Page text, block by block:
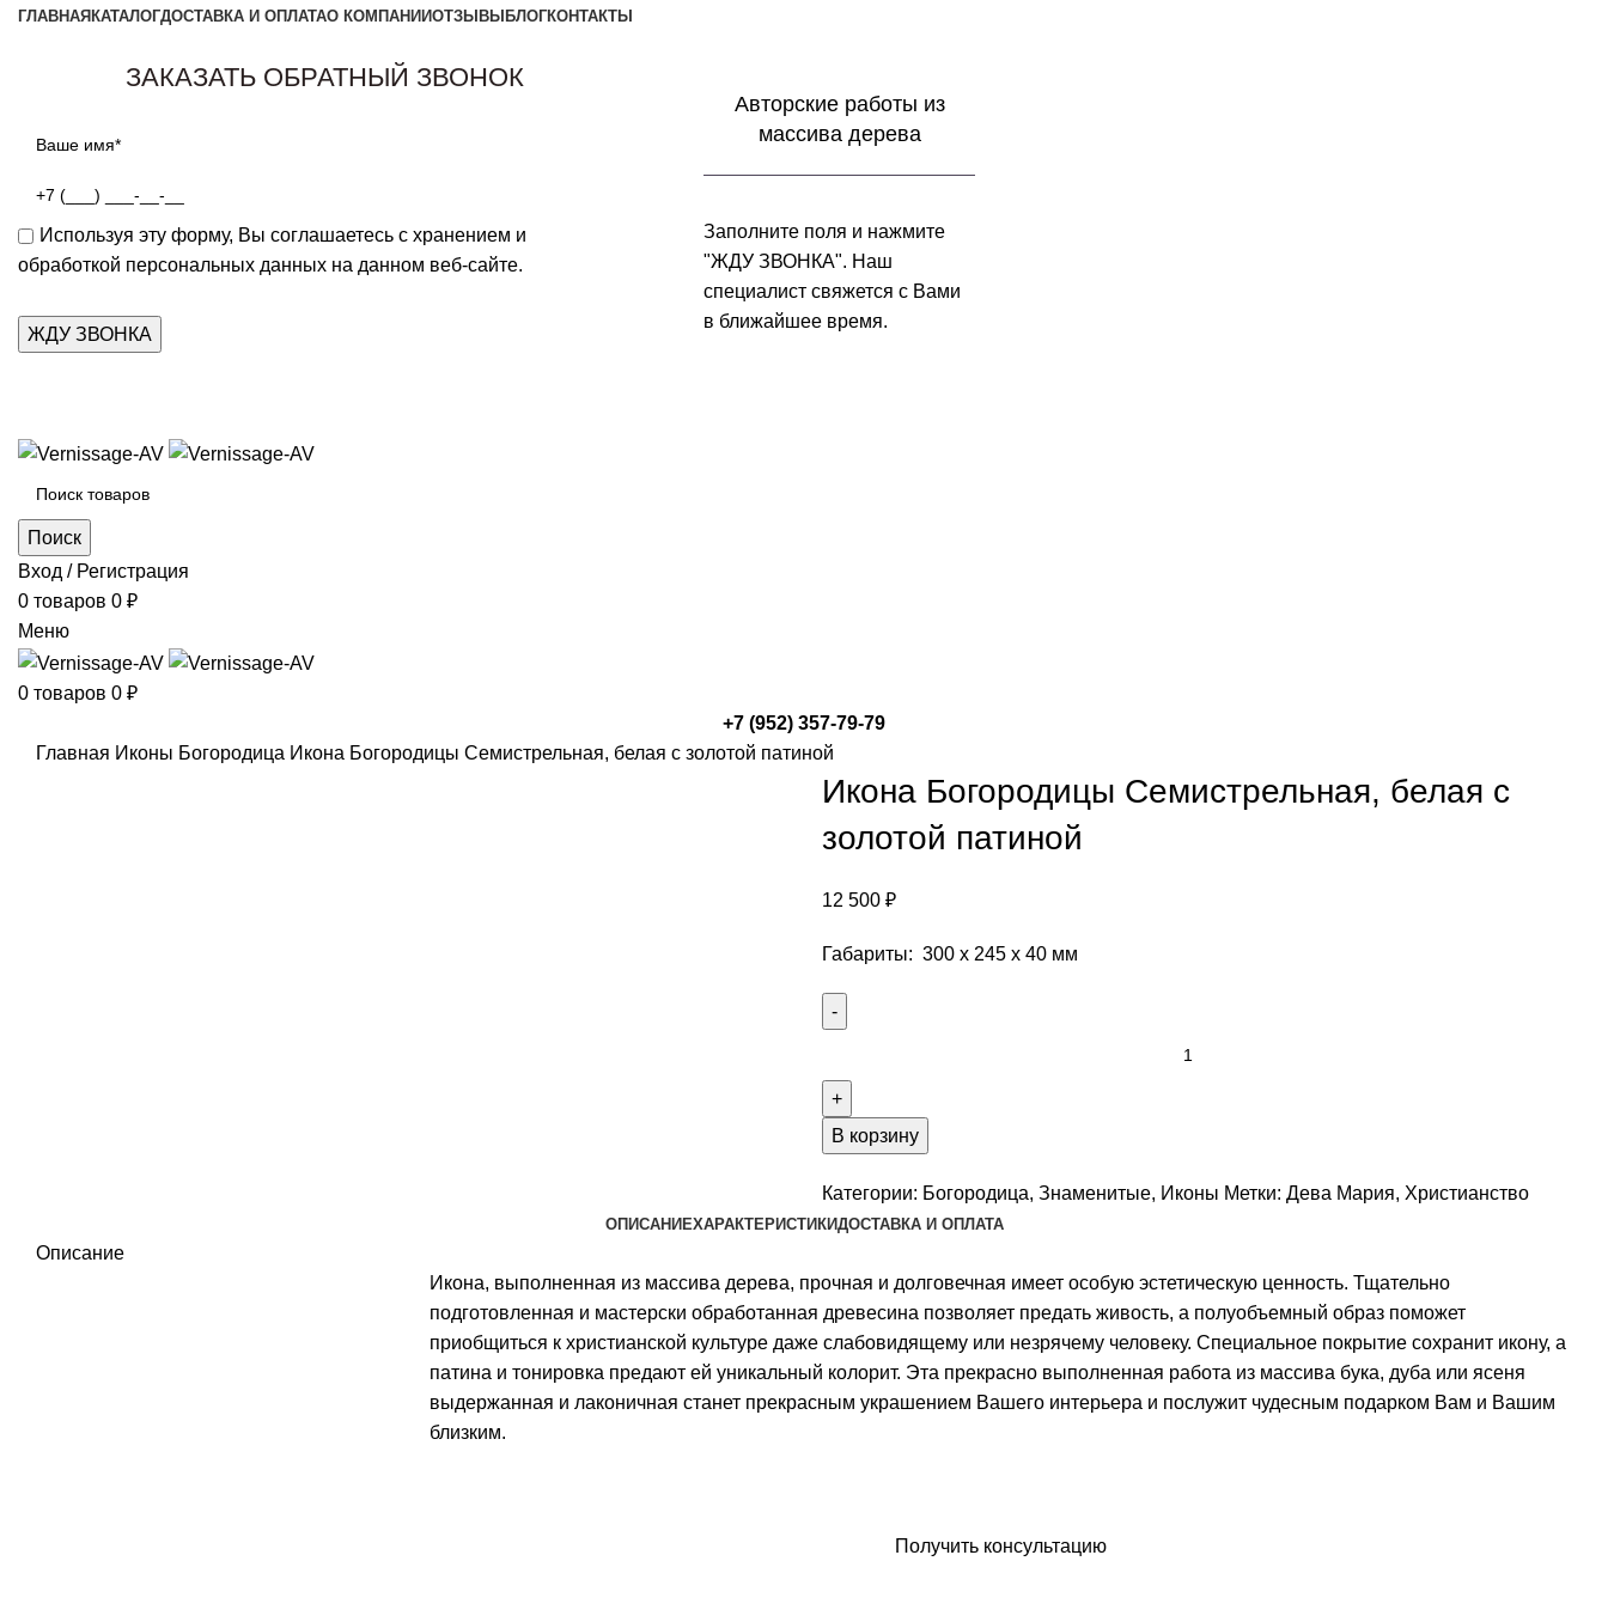
ГЛАВНАЯ КАТАЛОГДОСТАВКА И ОПЛАТАО КОМПАНИИОТЗЫВЫ БЛОГКОНТАКТЫ
ЗАКАЗАТЬ ОБРАТНЫЙ ЗВОНОК
Используя эту форму, Вы соглашаетесь с хранением и
обработкой персональных данных на данном веб-сайте.
Авторские работы из
массива дерева
Заполните поля и нажмите
"ЖДУ ЗВОНКА". Наш
специалист свяжется с Вами
в ближайшее время.
Поиск
Вход / Регистрация
0 товаров 0 ₽
Меню
0 товаров 0 ₽
+7 (952) 357-79-79
Главная Иконы Богородица Икона Богородицы Семистрельная, белая с золотой патиной
Икона Богородицы Семистрельная, белая с
золотой патиной
12 500 ₽
Габариты: 300 х 245 х 40 мм
Богородицы
Семистрельная,
с
золотой
В корзину
Категории: Богородица, Знаменитые, Иконы Метки: Дева Мария, Христианство
ОПИСАНИЕХАРАКТЕРИСТИКИДОСТАВКА И ОПЛАТА
Описание
Икона, выполненная из массива дерева, прочная и долговечная имеет особую эстетическую ценность. Тщательно
подготовленная и мастерски обработанная древесина позволяет предать живость, а полуобъемный образ поможет
приобщиться к христианской культуре даже слабовидящему или незрячему человеку. Специальное покрытие сохранит икону, а
патина и тонировка предают ей уникальный колорит. Эта прекрасно выполненная работа из массива бука, дуба или ясеня
выдержанная и лаконичная станет прекрасным украшением Вашего интерьера и послужит чудесным подарком Вам и Вашим
близким.
Получить консультацию